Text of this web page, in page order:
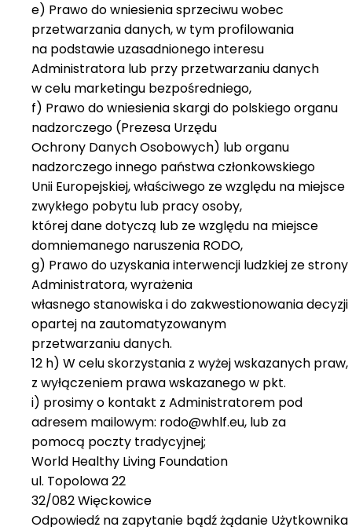
e) Prawo do wniesienia sprzeciwu wobec
przetwarzania danych, w tym profilowania
na podstawie uzasadnionego interesu
Administratora lub przy przetwarzaniu danych
w celu marketingu bezpośredniego,
f) Prawo do wniesienia skargi do polskiego organu
nadzorczego (Prezesa Urzędu
Ochrony Danych Osobowych) lub organu
nadzorczego innego państwa członkowskiego
Unii Europejskiej, właściwego ze względu na miejsce
zwykłego pobytu lub pracy osoby,
której dane dotyczą lub ze względu na miejsce
domniemanego naruszenia RODO,
g) Prawo do uzyskania interwencji ludzkiej ze strony
Administratora, wyrażenia
własnego stanowiska i do zakwestionowania decyzji
opartej na zautomatyzowanym
przetwarzaniu danych.
12 h) W celu skorzystania z wyżej wskazanych praw,
z wyłączeniem prawa wskazanego w pkt.
i) prosimy o kontakt z Administratorem pod
adresem mailowym: rodo@whlf.eu, lub za
pomocą poczty tradycyjnej;
World Healthy Living Foundation
ul. Topolowa 22
32/082 Więckowice
Odpowiedź na zapytanie bądź żądanie Użytkownika